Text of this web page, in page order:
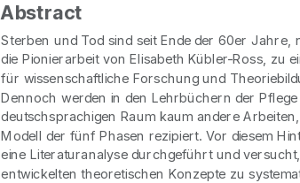
Abstract
Sterben und Tod sind seit Ende der 60er Jahre,
die Pionierarbeit von Elisabeth Kübler-Ross, zu
für wissenschaftliche Forschung und
Dennoch werden in den Lehrbüchern der
deutschsprachigen Raum kaum andere
Modell der fünf Phasen rezipiert. Vor diesem
eine Literaturanalyse durchgeführt und
entwickelten theoretischen Konzepte zu